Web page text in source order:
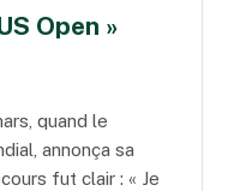
Open »
quand le
annonça sa
fut clair : « Je